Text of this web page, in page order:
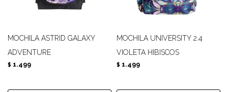
MOCHILA ASTRID GALAXY
ADVENTURE
$ 1.499
MOCHILA UNIVERSITY 2.4
VIOLETA HIBISCOS
$ 1.499